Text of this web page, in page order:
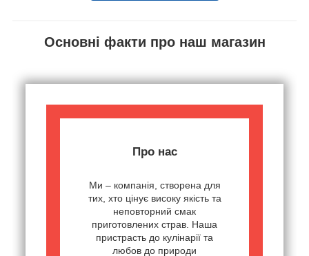
Основні факти про наш магазин
Про нас
Ми – компанія, створена для
тих, хто цінує високу якість та
неповторний смак
приготовлених страв. Наша
пристрасть до кулінарії та
любов до природи